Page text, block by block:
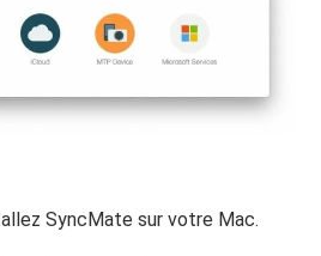
SyncMate sur votre Mac.